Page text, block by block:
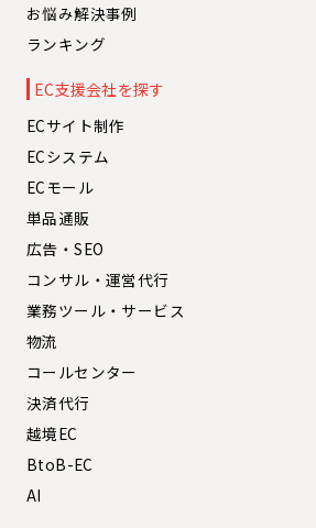
お悩み解決事例
ランキング
EC支援会社を探す
ECサイト制作
ECシステム
ECモール
単品通販
広告・SEO
コンサル・運営代行
業務ツール・サービス
物流
コールセンター
決済代行
越境EC
BtoB-EC
AI